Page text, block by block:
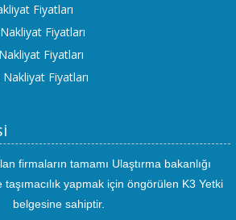
Fiyatları
Fiyatları
Fiyatları
Fiyatları
firmaların tamamı Ulaştırma bakanlığı
yapmak için öngörülen K3 Yetki
belgesine sahiptir.